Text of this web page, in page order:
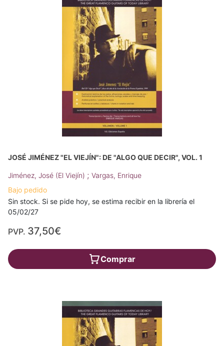
JOSÉ JIMÉNEZ "EL VIEJÍN": DE "ALGO QUE DECIR", VOL. 1
Jiménez, José (El Viejín) ; Vargas, Enrique
Bajo pedido
Sin stock. Si se pide hoy, se estima recibir en la librería el
05/02/27
PVP. 37,50€
Comprar